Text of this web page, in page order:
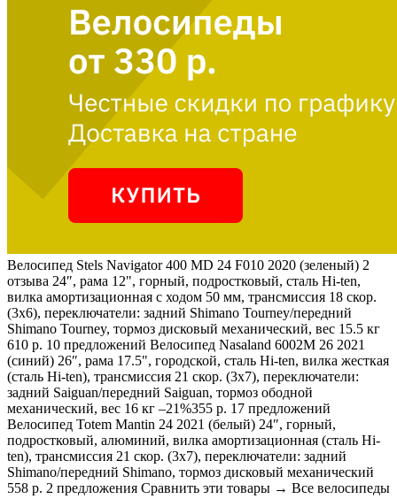
Велосипед Stels Navigator 400 MD 24 F010 2020 (зеленый) 2
отзыва 24″, рама 12", горный, подростковый, сталь Hi-ten,
вилка амортизационная с ходом 50 мм, трансмиссия 18 скор.
(3х6), переключатели: задний Shimano Tourney/передний
Shimano Tourney, тормоз дисковый механический, вес 15.5 кг
610 р. 10 предложений Велосипед Nasaland 6002M 26 2021
(синий) 26″, рама 17.5", городской, сталь Hi-ten, вилка жесткая
(сталь Hi-ten), трансмиссия 21 скор. (3х7), переключатели:
задний Saiguan/передний Saiguan, тормоз ободной
механический, вес 16 кг –21%355 р. 17 предложений
Велосипед Totem Mantin 24 2021 (белый) 24″, горный,
подростковый, алюминий, вилка амортизационная (сталь Hi-
ten), трансмиссия 21 скор. (3х7), переключатели: задний
Shimano/передний Shimano, тормоз дисковый механический
558 р. 2 предложения Сравнить эти товары → Все велосипеды